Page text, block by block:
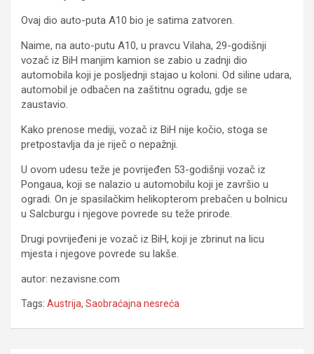
Ovaj dio auto-puta A10 bio je satima zatvoren.
Naime, na auto-putu A10, u pravcu Vilaha, 29-godišnji
vozač iz BiH manjim kamion se zabio u zadnji dio
automobila koji je posljednji stajao u koloni. Od siline udara,
automobil je odbačen na zaštitnu ogradu, gdje se
zaustavio.
Kako prenose mediji, vozač iz BiH nije kočio, stoga se
pretpostavlja da je riječ o nepažnji.
U ovom udesu teže je povrijeđen 53-godišnji vozač iz
Pongaua, koji se nalazio u automobilu koji je završio u
ogradi. On je spasilačkim helikopterom prebačen u bolnicu
u Salcburgu i njegove povrede su teže prirode.
Drugi povrijeđeni je vozač iz BiH, koji je zbrinut na licu
mjesta i njegove povrede su lakše.
autor: nezavisne.com
Tags: Austrija, Saobraćajna nesreća